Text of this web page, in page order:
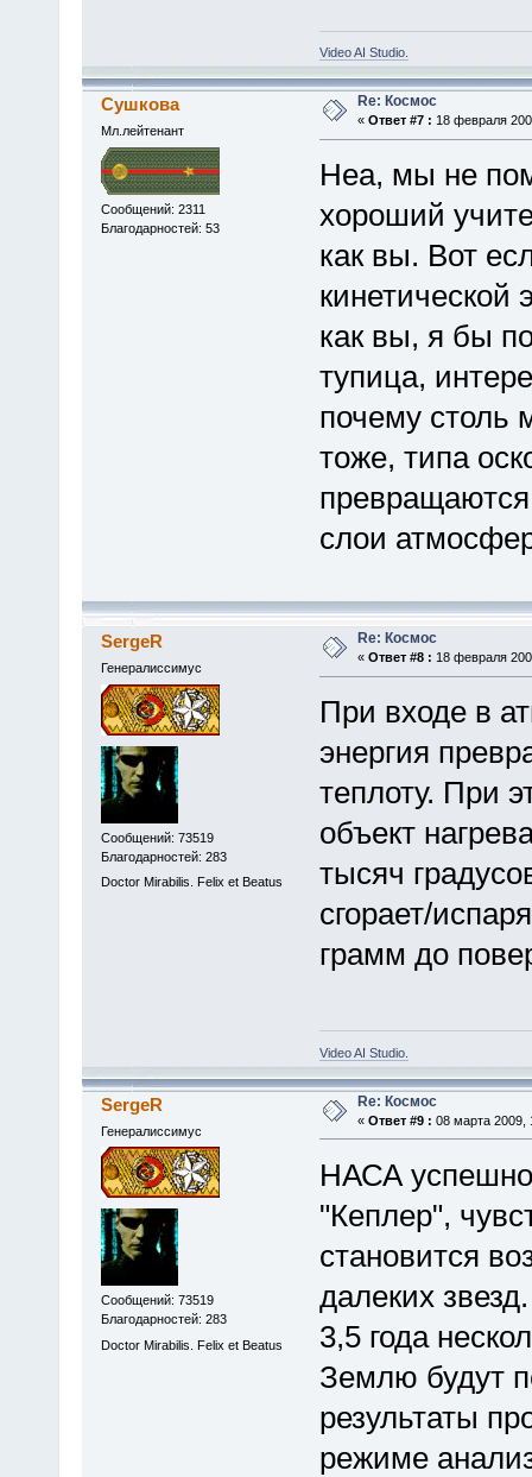
Video AI Studio.
Сушкова
Мл.лейтенант
Сообщений: 2311
Благодарностей: 53
Re: Космос
« Ответ #7 : 18 февраля
Неа, мы не
хороший
как вы. Вот
кинетической
как вы, я бы
тупица,
почему столь
тоже, типа
слои
SergeR
Генералиссимус
Сообщений: 73519
Благодарностей: 283
Doctor Mirabilis. Felix et Beatus
Re: Космос
« Ответ #8 : 18 февраля
При входе в
энергия
теплоту. При
объект
тысяч
сгорает/
грамм до
Video AI Studio.
SergeR
Генералиссимус
Сообщений: 73519
Благодарностей: 283
Doctor Mirabilis. Felix et Beatus
Re: Космос
« Ответ #9 : 08 марта 2009,
НАСА успешно
"Кеплер",
становится
далеких
3,5 года
Землю будут
результаты
режиме